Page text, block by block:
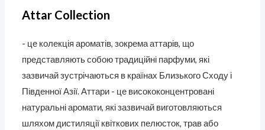
Attar Collection
- це колекція ароматів, зокрема аттарів, що
представляють собою традиційні парфуми, які
зазвичай зустрічаються в країнах Близького Сходу і
Південної Азії. Аттари - це висококонцентровані
натуральні аромати, які зазвичай виготовляються
шляхом дистиляції квіткових пелюсток, трав або